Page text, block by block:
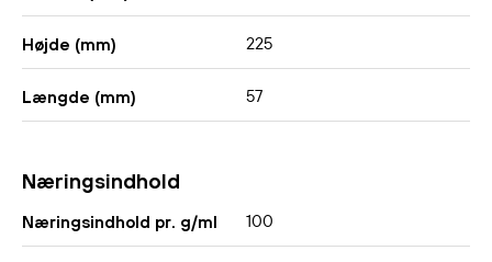
Højde (mm) 225
Længde (mm) 57
Næringsindhold
Næringsindhold pr. g/ml 100